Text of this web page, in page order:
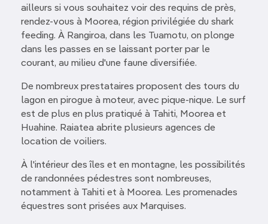
ailleurs si vous souhaitez voir des requins de près,
rendez-vous à Moorea, région privilégiée du shark
feeding. À Rangiroa, dans les Tuamotu, on plonge
dans les passes en se laissant porter par le
courant, au milieu d'une faune diversifiée.
De nombreux prestataires proposent des tours du
lagon en pirogue à moteur, avec pique-nique. Le surf
est de plus en plus pratiqué à Tahiti, Moorea et
Huahine. Raiatea abrite plusieurs agences de
location de voiliers.
À l'intérieur des îles et en montagne, les possibilités
de randonnées pédestres sont nombreuses,
notamment à Tahiti et à Moorea. Les promenades
équestres sont prisées aux Marquises.